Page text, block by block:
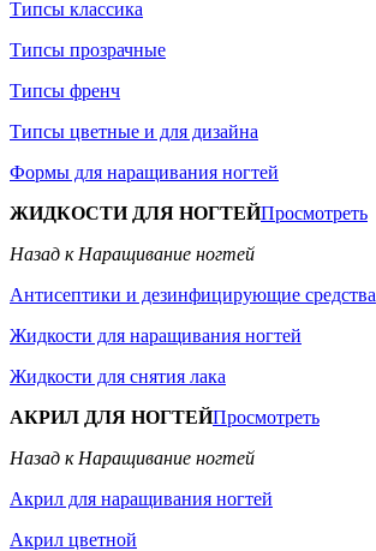
Типсы классика
Типсы прозрачные
Типсы френч
Типсы цветные и для дизайна
Формы для наращивания ногтей
ЖИДКОСТИ ДЛЯ НОГТЕЙПросмотреть
Назад к Наращивание ногтей
Антисептики и дезинфицирующие средства
Жидкости для наращивания ногтей
Жидкости для снятия лака
АКРИЛ ДЛЯ НОГТЕЙПросмотреть
Назад к Наращивание ногтей
Акрил для наращивания ногтей
Акрил цветной